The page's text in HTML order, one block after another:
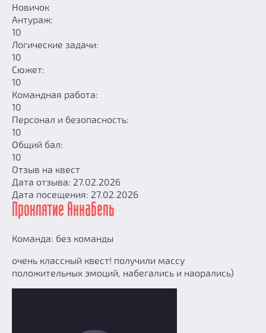
Новичок
Антураж:
10
Логические задачи:
10
Сюжет:
10
Командная работа:
10
Персонал и безопасность:
10
Общий бал:
10
Отзыв на квест
Дата отзыва: 27.02.2026
Дата посещения: 27.02.2026
Проклятие Аннабель
Команда: без команды
очень классный квест! получили массу
положительных эмоций, набегались и наорались)